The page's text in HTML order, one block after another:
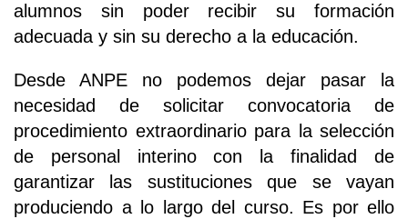
alumnos sin poder recibir su formación
adecuada y sin su derecho a la educación.
Desde ANPE no podemos dejar pasar la
necesidad de solicitar convocatoria de
procedimiento extraordinario para la selección
de personal interino con la finalidad de
garantizar las sustituciones que se vayan
produciendo a lo largo del curso. Es por ello